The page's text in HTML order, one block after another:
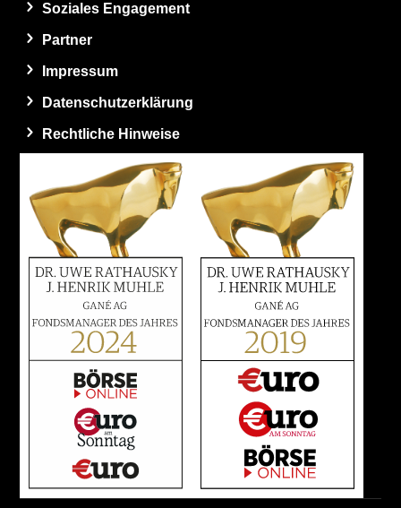
Soziales Engagement
Partner
Impressum
Datenschutzerklärung
Rechtliche Hinweise